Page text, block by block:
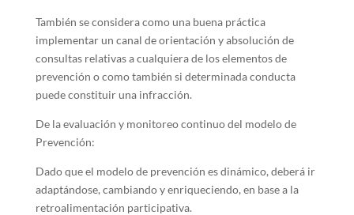
También se considera como una buena práctica
implementar un canal de orientación y absolución de
consultas relativas a cualquiera de los elementos de
prevención o como también si determinada conducta
puede constituir una infracción.
De la evaluación y monitoreo continuo del modelo de
Prevención:
Dado que el modelo de prevención es dinámico, deberá ir
adaptándose, cambiando y enriqueciendo, en base a la
retroalimentación participativa.